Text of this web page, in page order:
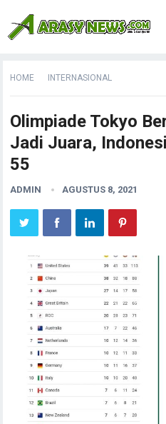
HOME INTERNASIONAL
Olimpiade Tokyo
Jadi Juara,
55
ADMIN AGUSTUS 8, 2021